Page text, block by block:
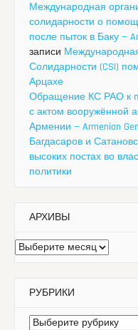
Международная
солидарности о
после пыток в Баку —
записи
Солидарности (CSI)
Арцахе
Обращение КС РАО к
с актом вооружённой
Армении — Armenian
Багдасаров и
высоких постах во
политики
АРХИВЫ
Архивы
РУБРИКИ
Рубрики